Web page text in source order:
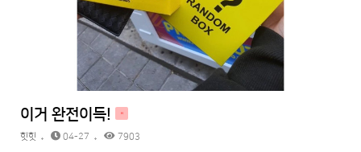
이거 완전이득! H
힛힛 04-27 7903